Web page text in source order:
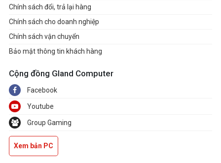
Chính sách đổi, trả lại hàng
Chính sách cho doanh nghiệp
Chính sách vận chuyển
Bảo mật thông tin khách hàng
Cộng đồng Gland Computer
Facebook
Youtube
Group Gaming
Xem bản PC